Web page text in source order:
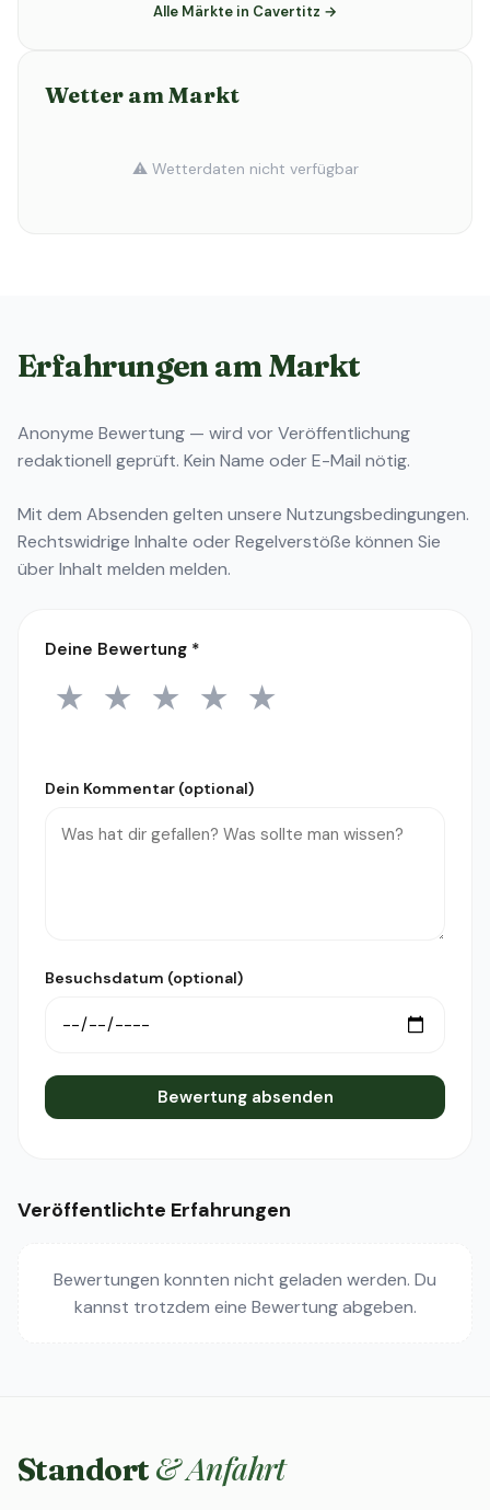
Alle Märkte in Cavertitz →
Wetter am Markt
⚠️ Wetterdaten nicht verfügbar
Erfahrungen am Markt
Anonyme Bewertung — wird vor Veröffentlichung
redaktionell geprüft. Kein Name oder E-Mail nötig.
Mit dem Absenden gelten unsere Nutzungsbedingungen.
Rechtswidrige Inhalte oder Regelverstöße können Sie
überInhalt melden melden.
Deine Bewertung *
1 Stern
★ 2 Sterne
★ 3 Sterne
★ 4 Sterne
★ 5 Sterne
★
Dein Kommentar (optional)
Besuchsdatum (optional)
Bewertung absenden
Veröffentlichte Erfahrungen
Bewertungen konnten nicht geladen werden. Du
kannst trotzdem eine Bewertung abgeben.
Standort & Anfahrt